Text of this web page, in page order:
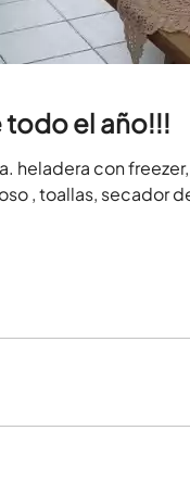
el año!!!
heladera con
, toallas, secador